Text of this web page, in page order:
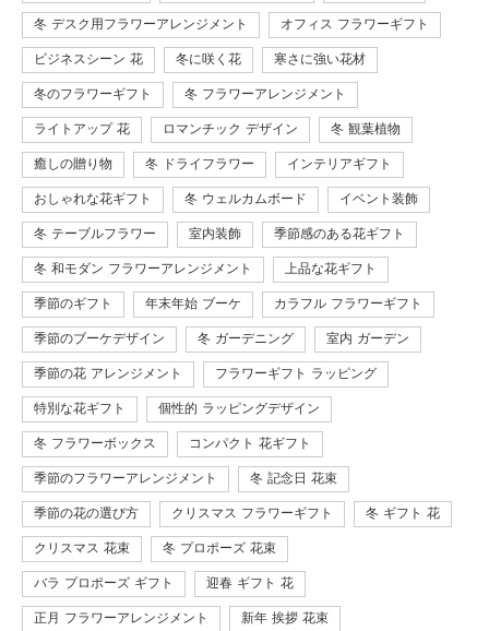
冬 デスク用フラワーアレンジメント オフィス フラワーギフト
ビジネスシーン 花 冬に咲く花 寒さに強い花材
冬のフラワーギフト 冬 フラワーアレンジメント
ライトアップ 花 ロマンチック デザイン 冬 観葉植物
癒しの贈り物 冬 ドライフラワー インテリアギフト
おしゃれな花ギフト 冬 ウェルカムボード イベント装飾
冬 テーブルフラワー 室内装飾 季節感のある花ギフト
冬 和モダン フラワーアレンジメント 上品な花ギフト
季節のギフト 年末年始 ブーケ カラフル フラワーギフト
季節のブーケデザイン 冬 ガーデニング 室内 ガーデン
季節の花 アレンジメント フラワーギフト ラッピング
特別な花ギフト 個性的 ラッピングデザイン
冬 フラワーボックス コンパクト 花ギフト
季節のフラワーアレンジメント 冬 記念日 花束
季節の花の選び方 クリスマス フラワーギフト 冬 ギフト 花
クリスマス 花束 冬 プロポーズ 花束
バラ プロポーズ ギフト 迎春 ギフト 花
正月 フラワーアレンジメント 新年 挨拶 花束